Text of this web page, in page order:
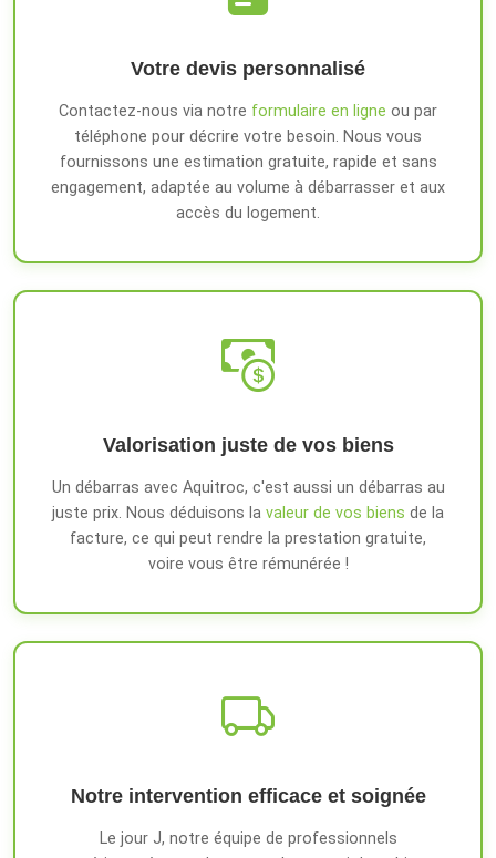
Votre devis personnalisé
Contactez-nous via notre formulaire en ligne ou par
téléphone pour décrire votre besoin. Nous vous
fournissons une estimation gratuite, rapide et sans
engagement, adaptée au volume à débarrasser et aux
accès du logement.
Valorisation juste de vos biens
Un débarras avec Aquitroc, c'est aussi un débarras au
juste prix. Nous déduisons la valeur de vos biens de la
facture, ce qui peut rendre la prestation gratuite,
voire vous être rémunérée !
Notre intervention efficace et soignée
Le jour J, notre équipe de professionnels